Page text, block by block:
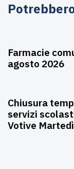
Farmacie
agosto 2026
Chiusura
servizi
Votive